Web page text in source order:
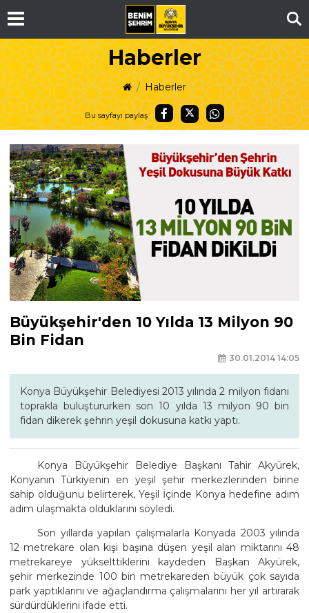
Haberler
Haberler
Bu sayfayı paylaş
Büyükşehir'den 10 Yılda 13 Milyon 90
Bin Fidan
30.01.2014 14:05
Konya Büyükşehir Belediyesi 2013 yılında 2 milyon fidanı
toprakla buluştururken son 10 yılda 13 milyon 90 bin
fidan dikerek şehrin yeşil dokusuna katkı yaptı.
Konya Büyükşehir Belediye Başkanı Tahir Akyürek,
Konyanın Türkiyenin en yeşil şehir merkezlerinden birine
sahip olduğunu belirterek, Yeşil İçinde Konya hedefine adım
adım ulaşmakta olduklarını söyledi.
Son yıllarda yapılan çalışmalarla Konyada 2003 yılında
12 metrekare olan kişi başına düşen yeşil alan miktarını 48
metrekareye yükselttiklerini kaydeden Başkan Akyürek,
şehir merkezinde 100 bin metrekareden büyük çok sayıda
park yaptıklarını ve ağaçlandırma çalışmalarını her yıl artırarak
sürdürdüklerini ifade etti.